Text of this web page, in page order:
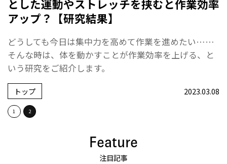
とした運動やストレッチを挟むと作業効率
アップ？【研究結果】
どうしても今日は集中力を高めて作業を進めたい……
そんな時は、体を動かすことが作業効率を上げる、と
いう研究をご紹介します。
トップ 2023.03.08
1 2
Feature
注目記事